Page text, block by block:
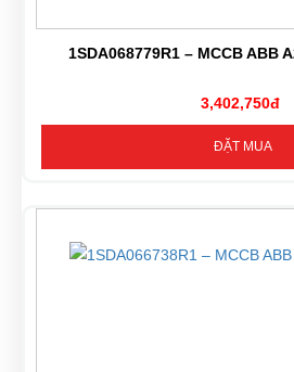
1SDA068779R1 – MCCB ABB
3,402,750đ
ĐẶT MUA